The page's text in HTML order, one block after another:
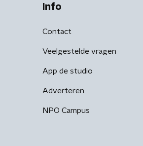
Info
Contact
Veelgestelde vragen
App de studio
Adverteren
NPO Campus